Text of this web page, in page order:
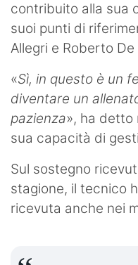
contribuito alla sua
suoi punti di
Allegri e Roberto De
«Sì, in questo è un
diventare un
pazienza», ha detto
sua capacità di
Sul sostegno
stagione, il tecnico
ricevuta anche nei